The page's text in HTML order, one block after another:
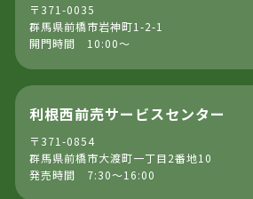
〒371-0035
群馬県前橋市岩神町1-2-1
開門時間 10:00～
利根西前売サービスセンター
〒371-0854
群馬県前橋市大渡町一丁目2番地10
発売時間 7:30～16:00